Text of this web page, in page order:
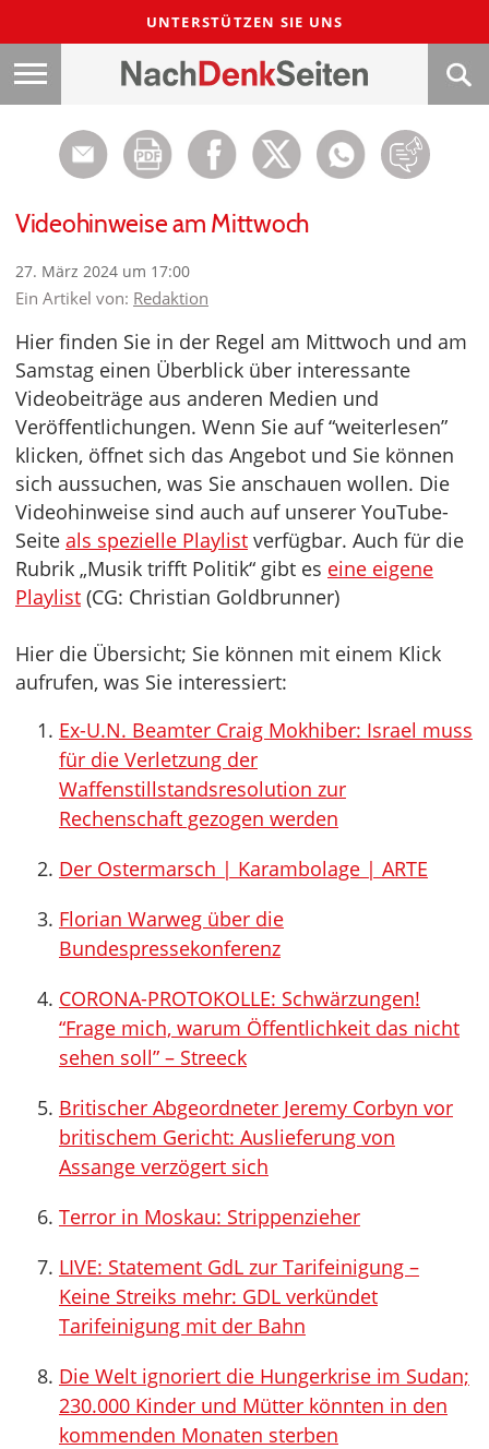
UNTERSTÜTZEN SIE UNS
Videohinweise am Mittwoch
27. März 2024 um 17:00
Ein Artikel von: Redaktion
Hier finden Sie in der Regel am Mittwoch und am
Samstag einen Überblick über interessante
Videobeiträge aus anderen Medien und
Veröffentlichungen. Wenn Sie auf “weiterlesen”
klicken, öffnet sich das Angebot und Sie können
sich aussuchen, was Sie anschauen wollen. Die
Videohinweise sind auch auf unserer YouTube-
Seite als spezielle Playlist verfügbar. Auch für die
Rubrik „Musik trifft Politik“ gibt es eine eigene
Playlist (CG: Christian Goldbrunner)
Hier die Übersicht; Sie können mit einem Klick
aufrufen, was Sie interessiert:
Ex-U.N. Beamter Craig Mokhiber: Israel muss
für die Verletzung der
Waffenstillstandsresolution zur
Rechenschaft gezogen werden
Der Ostermarsch | Karambolage | ARTE
Florian Warweg über die
Bundespressekonferenz
CORONA-PROTOKOLLE: Schwärzungen!
“Frage mich, warum Öffentlichkeit das nicht
sehen soll” – Streeck
Britischer Abgeordneter Jeremy Corbyn vor
britischem Gericht: Auslieferung von
Assange verzögert sich
Terror in Moskau: Strippenzieher
LIVE: Statement GdL zur Tarifeinigung –
Keine Streiks mehr: GDL verkündet
Tarifeinigung mit der Bahn
Die Welt ignoriert die Hungerkrise im Sudan;
230.000 Kinder und Mütter könnten in den
kommenden Monaten sterben